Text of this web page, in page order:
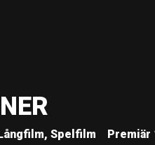
Spelfilm
Premiär